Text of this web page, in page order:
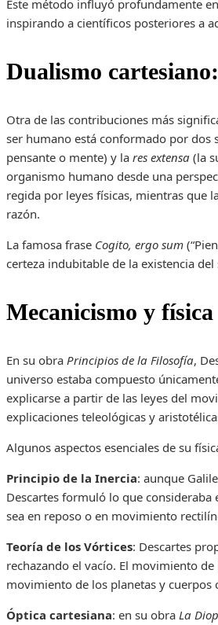
Este método influyó profundamente
inspirando a científicos posteriores a
Dualismo
Otra de las contribuciones más
ser humano está conformado por dos
pensante o mente) y la res extensa (la
organismo humano desde una
regida por leyes físicas, mientras que
razón.
La famosa frase Cogito, ergo sum
certeza indubitable de la existencia
Mecanicismo y
En su obra Principios de la Filosofía,
universo estaba compuesto
explicarse a partir de las leyes del
explicaciones teleológicas y
Algunos aspectos esenciales de su
Principio de la Inercia: aunque
Descartes formuló lo que
sea en reposo o en movimiento
Teoría de los Vórtices: Descartes
rechazando el vacío. El movimiento
movimiento de los planetas y cuerpos
Óptica cartesiana: en su obra La